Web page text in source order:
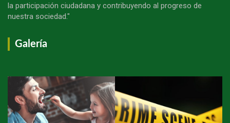
la participación ciudadana y contribuyendo al progreso de
nuestra sociedad."
Galería